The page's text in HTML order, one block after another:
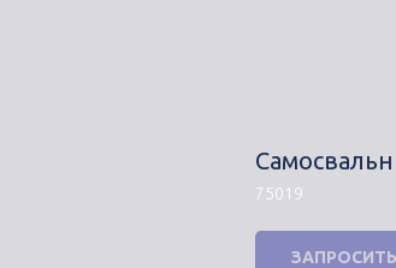
75019
ЗАПРОСИТЬ